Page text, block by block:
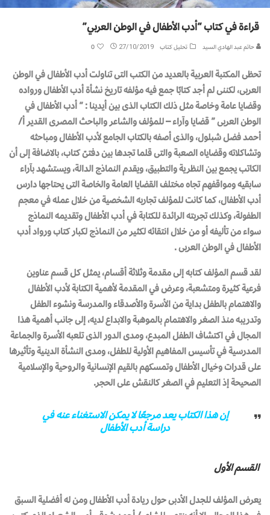
قراءة في كتاب “أدب الأطفال في الوطن العربي”
حاتم عبد الهادي السيد تحليل كتاب 27/10/2019
0
تحظى المكتبة العربية بالعديد من الكتب التى تناولت أدب الأطفال في الوطن
العربى، لكننى لم أجد كتابًا جمع فيه مؤلفه تاريخ نشأة أدب الأطفال ورواده
وقضايا عامة وخاصة مثل ذلك الكتاب الذى بين أيدينا : ” أدب الأطفال في
الوطن العربى ” قضايا وآراء – للمؤلف والشاعر والباحث المصرى القدير أ/
أحمد فضل شبلول، والذى أصفه بالكتاب الجامع لأدب الأطفال ومباحثه
وتشاكلاته وقضاياه الصعبة والتى قلما تجدها بين دفتىّ كتاب، بالاضافة إلى أن
الكاتب يجمع بين النظرية والتطبيق، ويقدم النماذج الدالة، ويستشهد بآراء
سابقيه ومواقفهم تجاه مختلف القضايا العامة والخاصة التى يحتاجها دارس
أدب الأطفال، كما كانت للمؤلف تجاربه الشخصية من خلال عمله في معجم
الطفولة، وكذلك تجربته الرائدة للكتابة في أدب الأطفال وتقديمه النماذج
سواء من تأليفه أو من خلال انتقائه لكثير من النماذج لكبار كتاب ورواد أدب
الأطفال في الوطن العربى .
لقد قسم المؤلف كتابه إلى مقدمة وثلاثة أقسام، يمثل كل قسم عناوين
فرعية كثيرة ومتشعبة، وعرض في المقدمة لأهمية الكتابة لأدب الأطفال
والاهتمام بالطفل بداية من الأسرة والأصدقاء والمدرسة ونشوء الطفل
وتدريبه منذ الصغر والاهتمام بالموهبة والابداع لديه، إلى جانب أهمية هذا
المجال في اكتشاف الطفل المبدع، ومدى الدور الذى تلعبه الأسرة والجماعة
المدرسية في تأسيس المفاهيم الأولية للطفل، ومدى النشأة الدينية وتأثيرها
على قدرات وخيال الأطفال وتمسكهم بالقيم الإنسانية والروحية والإسلامية
الصحيحة إذ التعليم في الصغر كالنقش على الحجر.
إن هذا الكتاب يعد مرجعًا لا يمكن الاستغناء عنه في
دراسة أدب الأطفال
القسم الأول
يعرض المؤلف للجدل الأدبى حول ريادة أدب الأطفال ومن له أفضلية السبق